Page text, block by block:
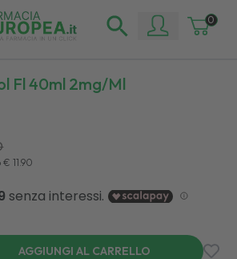
0
Fl 40ml 2mg/ml
€ 11.90
AGGIUNGI AL CARRELLO